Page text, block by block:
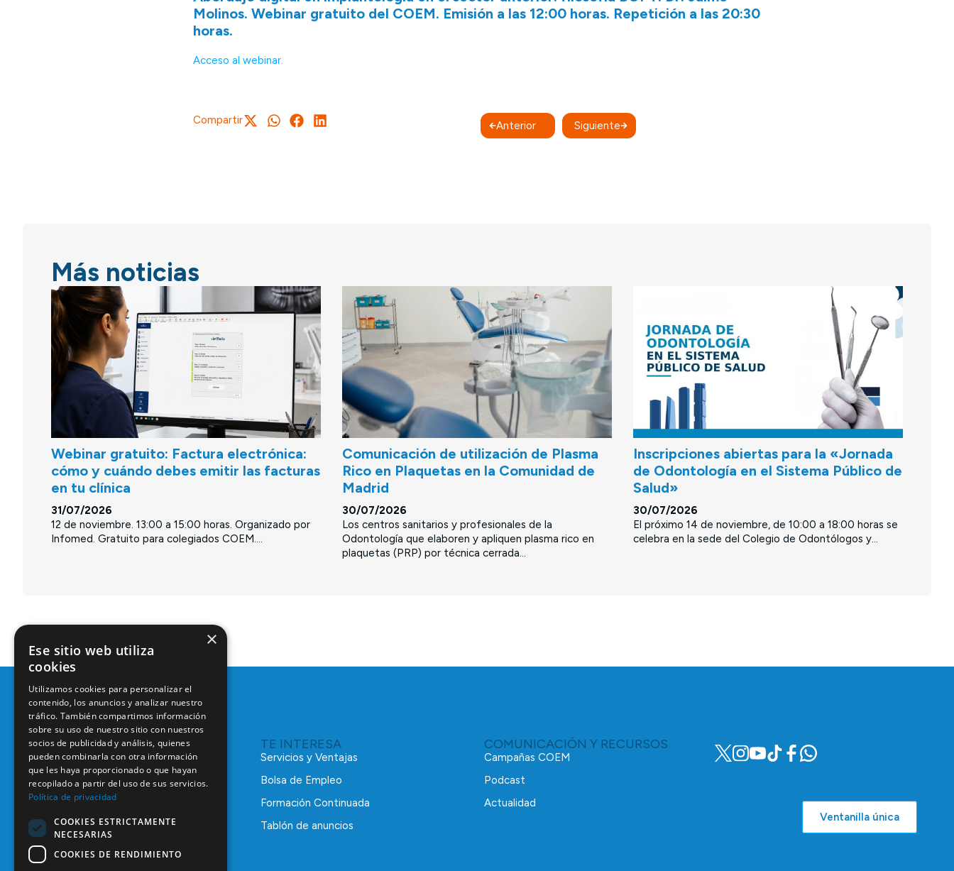
Molinos. Webinar gratuito del COEM. Emisión a las 12:00 horas. Repetición a las 20:30
horas.
Acceso al webinar.
Compartir Anterior Siguiente
Más noticias
Webinar gratuito: Factura electrónica:
cómo y cuándo debes emitir las facturas
en tu clínica
31/07/2026
12 de noviembre. 13:00 a 15:00 horas. Organizado por
Infomed. Gratuito para colegiados COEM....
Comunicación de utilización de Plasma
Rico en Plaquetas en la Comunidad de
Madrid
30/07/2026
Los centros sanitarios y profesionales de la
Odontología que elaboren y apliquen plasma rico en
plaquetas (PRP) por técnica cerrada...
Inscripciones abiertas para la «Jornada
de Odontología en el Sistema Público de
Salud»
30/07/2026
El próximo 14 de noviembre, de 10:00 a 18:00 horas se
celebra en la sede del Colegio de Odontólogos y...
C/ Mauricio Legendre, 38
28046 Madrid
TE INTERESA
Servicios y Ventajas
Bolsa de Empleo
Formación Continuada
Tablón de anuncios
COMUNICACIÓN Y RECURSOS
Campañas COEM
Podcast
Actualidad
Ventanilla única
×
Ese sitio web utiliza
cookies
Utilizamos cookies para personalizar el
contenido, los anuncios y analizar nuestro
tráfico. También compartimos información
sobre su uso de nuestro sitio con nuestros
socios de publicidad y análisis, quienes
pueden combinarla con otra información
que les haya proporcionado o que hayan
recopilado a partir del uso de sus servicios.
Política de privacidad
COOKIES ESTRICTAMENTE
NECESARIAS
COOKIES DE RENDIMIENTO